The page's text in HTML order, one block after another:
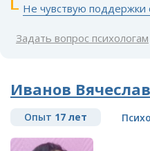
Не чувствую поддержки
Задать вопрос психологам
Иванов
Опыт 17 лет